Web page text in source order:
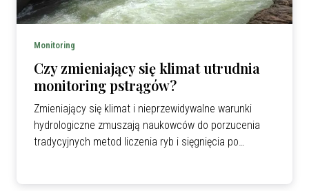
Monitoring
Czy zmieniający się klimat utrudnia
monitoring pstrągów?
Zmieniający się klimat i nieprzewidywalne warunki
hydrologiczne zmuszają naukowców do porzucenia
tradycyjnych metod liczenia ryb i sięgnięcia po